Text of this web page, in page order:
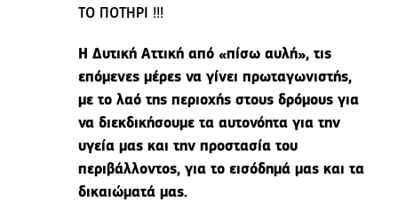
ΤΟ ΠΟΤΗΡΙ !!!
Η Δυτική Αττική από «πίσω αυλή», τις
επόμενες μέρες να γίνει πρωταγωνιστής,
με το λαό της περιοχής στους δρόμους για
να διεκδικήσουμε τα αυτονόητα για την
υγεία μας και την προστασία του
περιβάλλοντος, για το εισόδημά μας και τα
δικαιώματά μας.